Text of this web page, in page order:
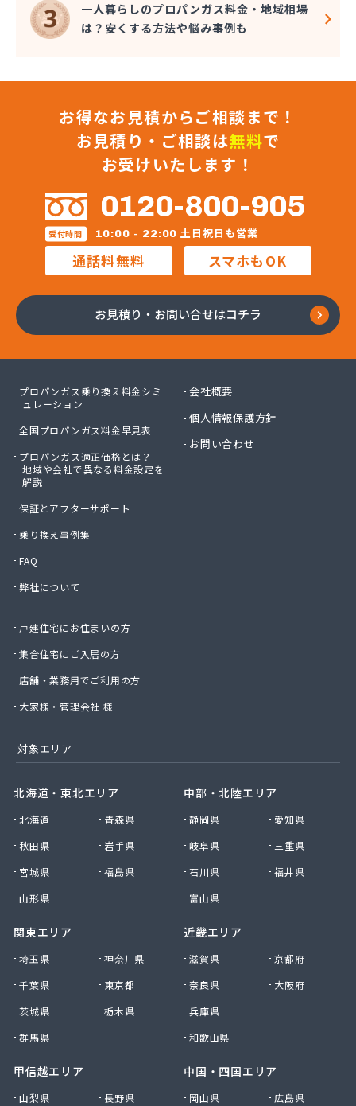
一人暮らしのプロパンガス料金・地域相場
は？安くする方法や悩み事例も
お得なお見積からご相談まで！
お見積り・ご相談は無料で
お受けいたします！
0120-800-905
受付時間 10:00 - 22:00 土日祝日も営業
通話料無料 スマホもOK
お見積り・お問い合せはコチラ
プロパンガス乗り換え料金シミ
ュレーション
全国プロパンガス料金早見表
プロパンガス適正価格とは？
地域や会社で異なる料金設定を
解説
保証とアフターサポート
乗り換え事例集
FAQ
弊社について
戸建住宅にお住まいの方
集合住宅にご入居の方
店舗・業務用でご利用の方
大家様・管理会社 様
会社概要
個人情報保護方針
お問い合わせ
対象エリア
北海道・東北エリア
北海道
青森県
秋田県
岩手県
宮城県
福島県
山形県
関東エリア
埼玉県
神奈川県
千葉県
東京都
茨城県
栃木県
群馬県
甲信越エリア
山梨県
長野県
中部・北陸エリア
静岡県
愛知県
岐阜県
三重県
石川県
福井県
富山県
近畿エリア
滋賀県
京都府
奈良県
大阪府
兵庫県
和歌山県
中国・四国エリア
岡山県
広島県